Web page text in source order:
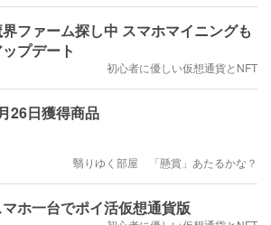
ファーム探し中 スマホマイニングも
プデート
初心者に優しい仮想通貨とNFT
26日獲得商品
翳りゆく部屋 「懸賞」あたるかな？
ホ一台でポイ活仮想通貨版